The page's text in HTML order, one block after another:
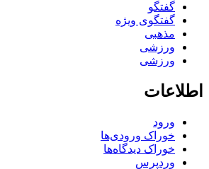
گفتگو
گفتگوی ویژه
مذهبی
ورزشی
ورزشی
اطلاعات
ورود
خوراک ورودی‌ها
خوراک دیدگاه‌ها
وردپرس